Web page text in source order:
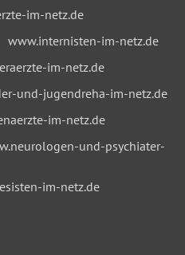
im-netz.de
www.internisten-im-netz.de
im-netz.de
und-jugendreha-im-netz.de
im-netz.de
und-psychiater-
im-netz.de